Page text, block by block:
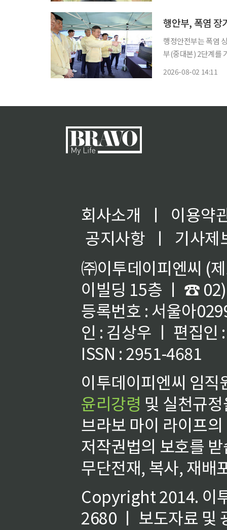
행안부, 폭염 장
행정안전부는 폭염
부(중대본) 2단계를 가동하고
2026-08-02 14:11
회사소개 ㅣ
이용약
공지사항
ㅣ
기사제
㈜이투데이피엔씨 (
이빌딩 15층 ㅣ ☎
등록번호 : 서울아
인 : 김상우 ㅣ 편집인
ISSN : 2951-4681
이투데이피엔씨 임
윤리강령 및 실천규
브라보 마이 라이프
저작권법의 보호를
무단전재, 복사, 재배
Copyright 2014. 이
2680 ㅣ 보도자료